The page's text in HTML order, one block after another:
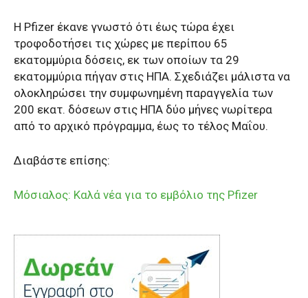
H Pfizer έκανε γνωστό ότι έως τώρα έχει
τροφοδοτήσει τις χώρες με περίπου 65
εκατομμύρια δόσεις, εκ των οποίων τα 29
εκατομμύρια πήγαν στις ΗΠΑ. Σχεδιάζει μάλιστα να
ολοκληρώσει την συμφωνημένη παραγγελία των
200 εκατ. δόσεων στις ΗΠΑ δύο μήνες νωρίτερα
από το αρχικό πρόγραμμα, έως το τέλος Μαΐου.
Διαβάστε επίσης:
Μόσιαλος: Καλά νέα για το εμβόλιο της Pfizer